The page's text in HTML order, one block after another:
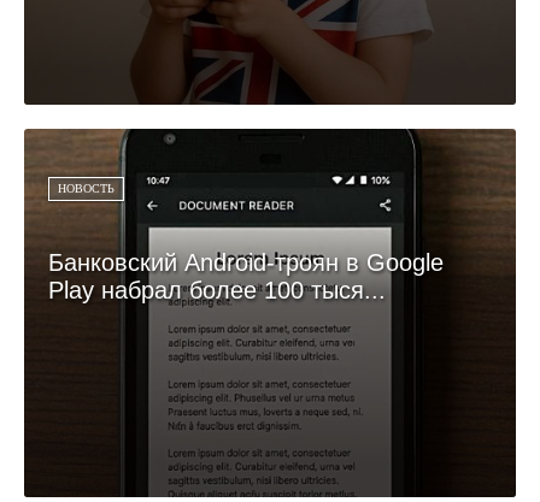
НОВОСТЬ
Банковский Android-троян в Google
Play набрал более 100 тыся...